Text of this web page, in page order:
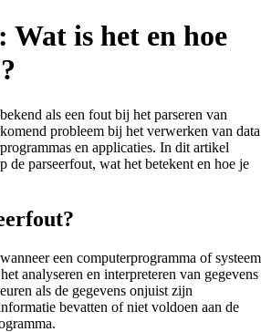
Wat is het en hoe
als een fout bij het parseren van
probleem bij het verwerken van data
en applicaties. In dit artikel
de parseerfout, wat het betekent en hoe je
een computerprogramma of systeem
analyseren en interpreteren van gegevens
als de gegevens onjuist zijn
bevatten of niet voldoen aan de